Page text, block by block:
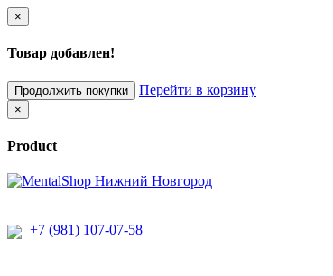
×
Товар добавлен!
Продолжить покупки Перейти в корзину
×
Product
+7 (981) 107-07-58